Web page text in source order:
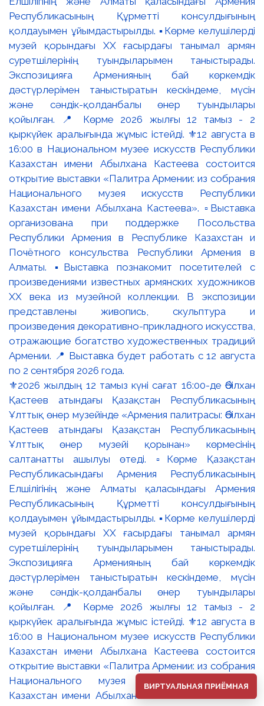
⚜️2026 жылдың 12 тамыз күні сағат 16:00-де Әбілхан
Қастеев атындағы Қазақстан Республикасының
Ұлттық өнер музейінде «Армения палитрасы: Әбілхан
Қастеев атындағы Қазақстан Республикасының
Ұлттық өнер музейі қорынан» көрмесінің
салтанатты ашылуы өтеді. ▫️Көрме Қазақстан
Республикасындағы Армения Республикасының
Елшілігінің және Алматы қаласындағы Армения
Республикасының Құрметті консулдығының
қолдауымен ұйымдастырылды. ▪️Көрме келушілерді
музей қорындағы ХХ ғасырдағы танымал армян
суретшілерінің туындыларымен таныстырады.
Экспозицияға Арменияның бай көркемдік
дәстүрлерімен таныстыратын кескіндеме, мүсін
және сәндік-қолданбалы өнер туындылары
қойылған. 📍 Көрме 2026 жылғы 12 тамыз - 2
қыркүйек аралығында жұмыс істейді. ⚜️12 августа в
16:00 в Национальном музее искусств Республики
Казахстан имени Абылхана Кастеева состоится
открытие выставки «Палитра Армении: из собрания
Национального музея искусств Республики
Казахстан имени Абылхана Кастеева». ▫️Выставка
ВИРТУАЛЬНАЯ ПРИЁМНАЯ